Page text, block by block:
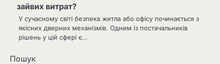
зайвих витрат?
У сучасному світі безпека житла або офісу починається з
якісних дверних механізмів. Одним із постачальників
рішень у цій сфері є…
Пошук